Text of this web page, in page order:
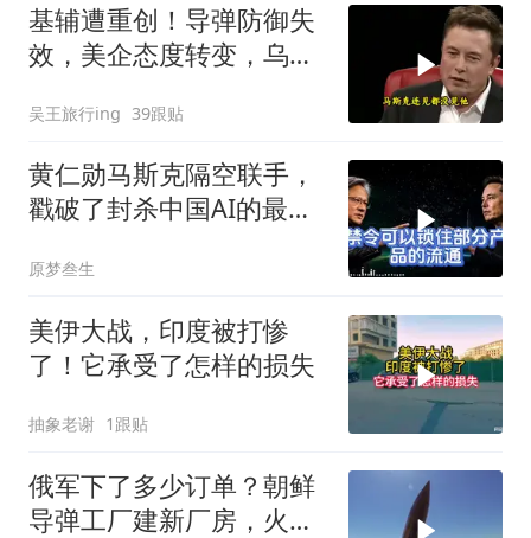
基辅遭重创！导弹防御失
效，美企态度转变，乌处
吴王旅行ing 39跟贴
黄仁勋马斯克隔空联手，
戳破了封杀中国AI的最大
原梦叁生
美伊大战，印度被打惨
了！它承受了怎样的损失
抽象老谢 1跟贴
俄军下了多少订单？朝鲜
导弹工厂建新厂房，火星